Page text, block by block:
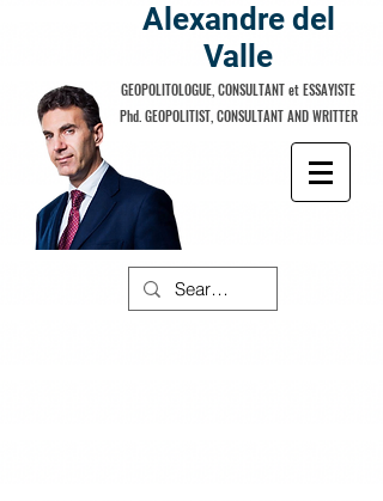
Alexandre del
Valle
GEOPOLITOLOGUE, CONSULTANT et ESSAYISTE
Phd. GEOPOLITIST, CONSULTANT AND WRITTER